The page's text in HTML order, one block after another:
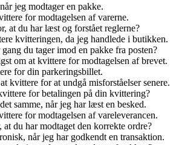
jeg modtager en pakke.
for modtagelsen af varerne.
at du har læst og forstået reglerne?
kvitteringen, da jeg handlede i butikken.
du tager imod en pakke fra posten?
om at kvittere for modtagelsen af brevet.
for din parkeringsbillet.
kvittere for at undgå misforståelser senere.
for betalingen på din kvittering?
samme, når jeg har læst en besked.
for modtagelsen af vareleverancen.
du har modtaget den korrekte ordre?
når jeg har godkendt en transaktion.